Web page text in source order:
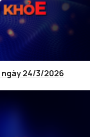
24/3/2026